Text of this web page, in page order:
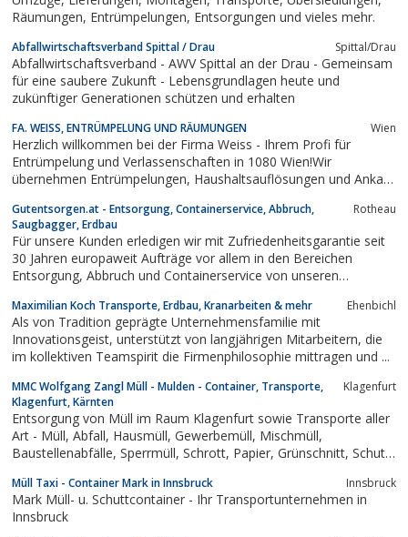
Räumungen, Entrümpelungen, Entsorgungen und vieles mehr.
Abfallwirtschaftsverband Spittal / Drau Spittal/Drau
Abfallwirtschaftsverband - AWV Spittal an der Drau - Gemeinsam
für eine saubere Zukunft - Lebensgrundlagen heute und
zukünftiger Generationen schützen und erhalten
FA. WEISS, ENTRÜMPELUNG UND RÄUMUNGEN Wien
Herzlich willkommen bei der Firma Weiss - Ihrem Profi für
Entrümpelung und Verlassenschaften in 1080 Wien!Wir
übernehmen Entrümpelungen, Haushaltsauflösungen und Ankauf
Gutentsorgen.at - Entsorgung, Containerservice, Abbruch,
Saugbagger, Erdbau
Rotheau
Für unsere Kunden erledigen wir mit Zufriedenheitsgarantie seit
30 Jahren europaweit Aufträge vor allem in den Bereichen
Entsorgung, Abbruch und Containerservice von unseren
Maximilian Koch Transporte, Erdbau, Kranarbeiten & mehr Ehenbichl
Als von Tradition geprägte Unternehmensfamilie mit
Innovationsgeist, unterstützt von langjährigen Mitarbeitern, die
im kollektiven Teamspirit die Firmenphilosophie mittragen und ...
MMC Wolfgang Zangl Müll - Mulden - Container, Transporte,
Klagenfurt, Kärnten
Klagenfurt
Entsorgung von Müll im Raum Klagenfurt sowie Transporte aller
Art - Müll, Abfall, Hausmüll, Gewerbemüll, Mischmüll,
Baustellenabfälle, Sperrmüll, Schrott, Papier, Grünschnitt, Schutt
Müll Taxi - Container Mark in Innsbruck Innsbruck
Mark Müll- u. Schuttcontainer - Ihr Transportunternehmen in
Innsbruck